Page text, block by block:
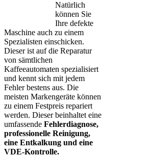
Natürlich
können Sie
Ihre defekte
Maschine auch zu einem
Spezialisten einschicken.
Dieser ist auf die Reparatur
von sämtlichen
Kaffeeautomaten spezialisiert
und kennt sich mit jedem
Fehler bestens aus. Die
meisten Markengeräte können
zu einem Festpreis repariert
werden. Dieser beinhaltet eine
umfassende Fehlerdiagnose,
professionelle Reinigung,
eine Entkalkung und eine
VDE-Kontrolle.